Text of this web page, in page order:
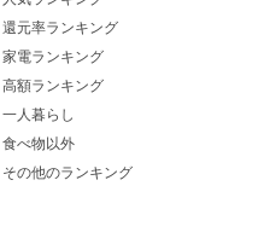
還元率ランキング
家電ランキング
高額ランキング
一人暮らし
食べ物以外
その他のランキング